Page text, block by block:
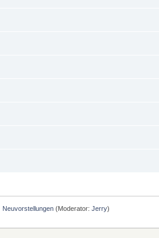
Neuvorstellungen (Moderator:Jerry)